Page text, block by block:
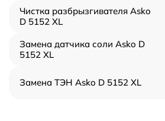
Чистка разбрызгивателя Asko
D 5152 XL
Замена датчика соли Asko D
5152 XL
Замена ТЭН Asko D 5152 XL